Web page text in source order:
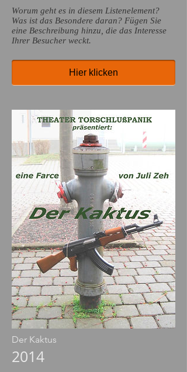
Worum geht es in diesem Listenelement?
Was ist das Besondere daran? Fügen Sie
eine Beschreibung hinzu, die das Interesse
Ihrer Besucher weckt.
Hier klicken
Der Kaktus
2014